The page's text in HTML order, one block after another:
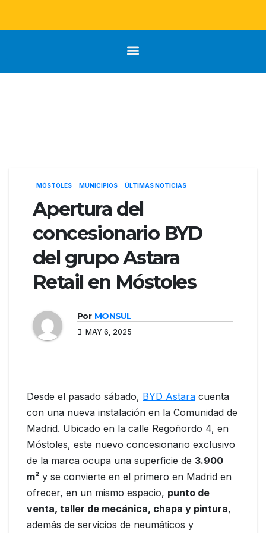
MÓSTOLES MUNICIPIOS ÚLTIMAS NOTICIAS
Apertura del
concesionario BYD
del grupo Astara
Retail en Móstoles
Por MONSUL
MAY 6, 2025
Desde el pasado sábado, BYD Astara cuenta
con una nueva instalación en la Comunidad de
Madrid. Ubicado en la calle Regoñordo 4, en
Móstoles, este nuevo concesionario exclusivo
de la marca ocupa una superficie de 3.900
m² y se convierte en el primero en Madrid en
ofrecer, en un mismo espacio, punto de
venta, taller de mecánica, chapa y pintura,
además de servicios de neumáticos y